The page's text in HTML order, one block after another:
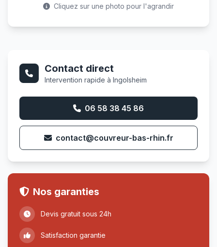
Cliquez sur une photo pour l'agrandir
Contact direct
Intervention rapide à Ingolsheim
06 58 38 45 86
contact@couvreur-bas-rhin.fr
Nos garanties
Devis gratuit sous 24h
Satisfaction garantie